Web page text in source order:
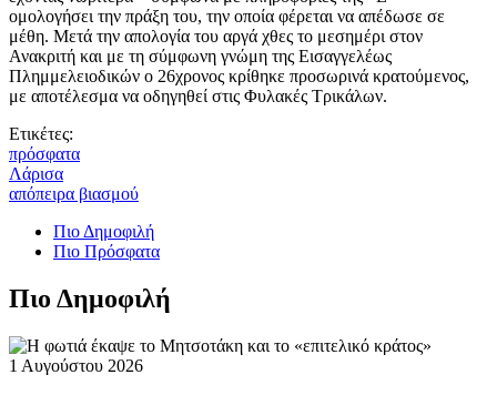
ομολογήσει την πράξη του, την οποία φέρεται να απέδωσε σε
μέθη. Μετά την απολογία του αργά χθες το μεσημέρι στον
Ανακριτή και με τη σύμφωνη γνώμη της Εισαγγελέως
Πλημμελειοδικών ο 26χρονος κρίθηκε προσωρινά κρατούμενος,
με αποτέλεσμα να οδηγηθεί στις Φυλακές Τρικάλων.
Ετικέτες:
πρόσφατα
Λάρισα
απόπειρα βιασμού
Πιο Δημοφιλή
Πιο Πρόσφατα
Πιο Δημοφιλή
1 Αυγούστου 2026